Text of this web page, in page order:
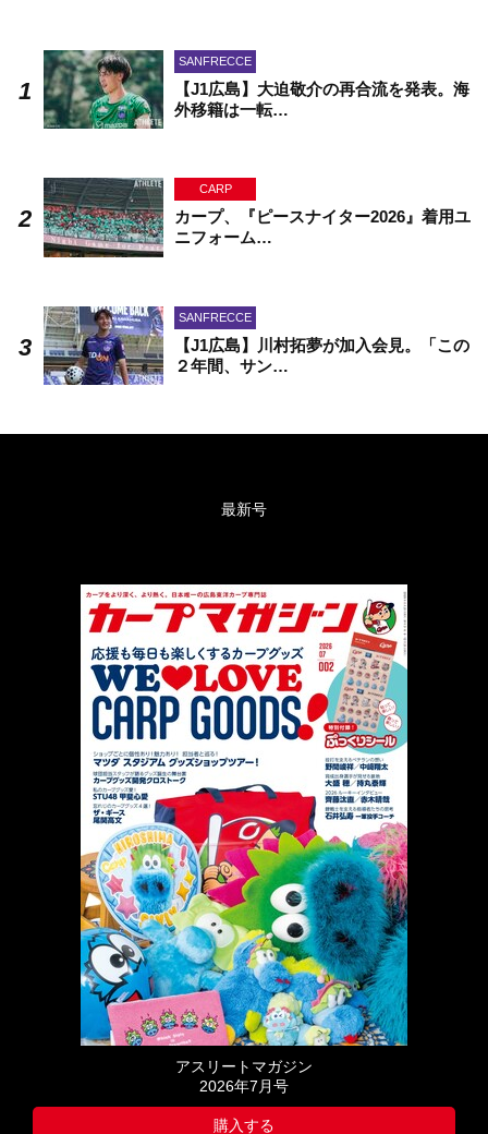
SANFRECCE
【J1広島】大迫敬介の再合流を発表。海
外移籍は一転…
CARP
カープ、『ピースナイター2026』着用ユ
ニフォーム…
SANFRECCE
【J1広島】川村拓夢が加入会見。「この
２年間、サン…
最新号
アスリートマガジン
2026年7月号
購入する